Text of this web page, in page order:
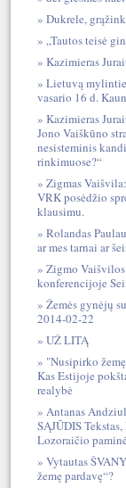
Dukrele,
„Tautos teisė
Kazimieras
Lietuvą
vasario 16 d.
Kazimieras
Jono Vaiškūno
nesisteminis
rinkimuose?“
Zigmas
VRK posėdžio
klausimu.
Rolandas
ar mes tarnai ar
Zigmo
konferencijoje
Žemės gynėjų
2014-02-22
UŽ LITĄ
"Nusipirko
Kas Estijoje
realybė
Antanas
SĄJŪDIS
Lozoraičio
Vytautas
žemę pardavę“?